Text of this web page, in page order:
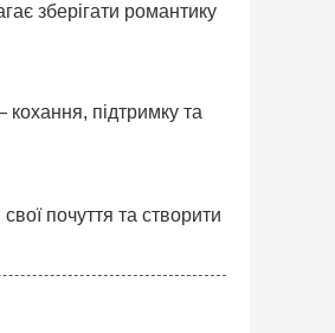
зберігати романтику
підтримку та
почуття та створити